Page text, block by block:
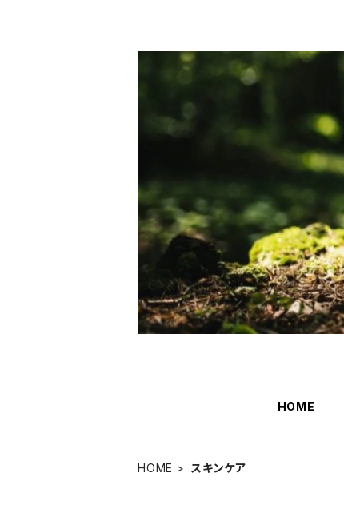
HOME
HOME スキンケア